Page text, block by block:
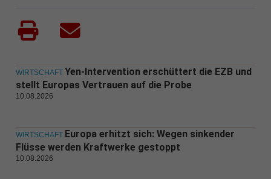
WIRTSCHAFT Yen-Intervention erschüttert die EZB und
stellt Europas Vertrauen auf die Probe
10.08.2026
WIRTSCHAFT Europa erhitzt sich: Wegen sinkender
Flüsse werden Kraftwerke gestoppt
10.08.2026